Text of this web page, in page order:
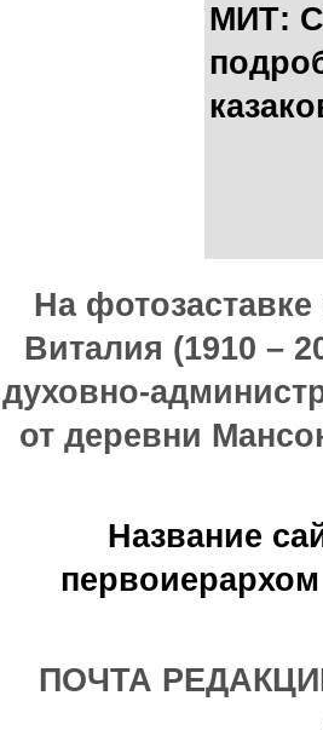
МИТ:
На
Виталия (1910 –
духовно-
от деревни
Название
ПОЧТА